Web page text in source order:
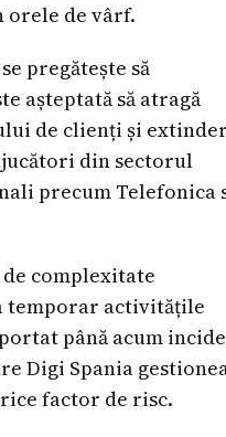
orele de vârf.
pregătește să
așteptată să atragă
de clienți și
din sectorul
precum Telefonica
complexitate
temporar activitățile
până acum
Digi Spania
factor de risc.